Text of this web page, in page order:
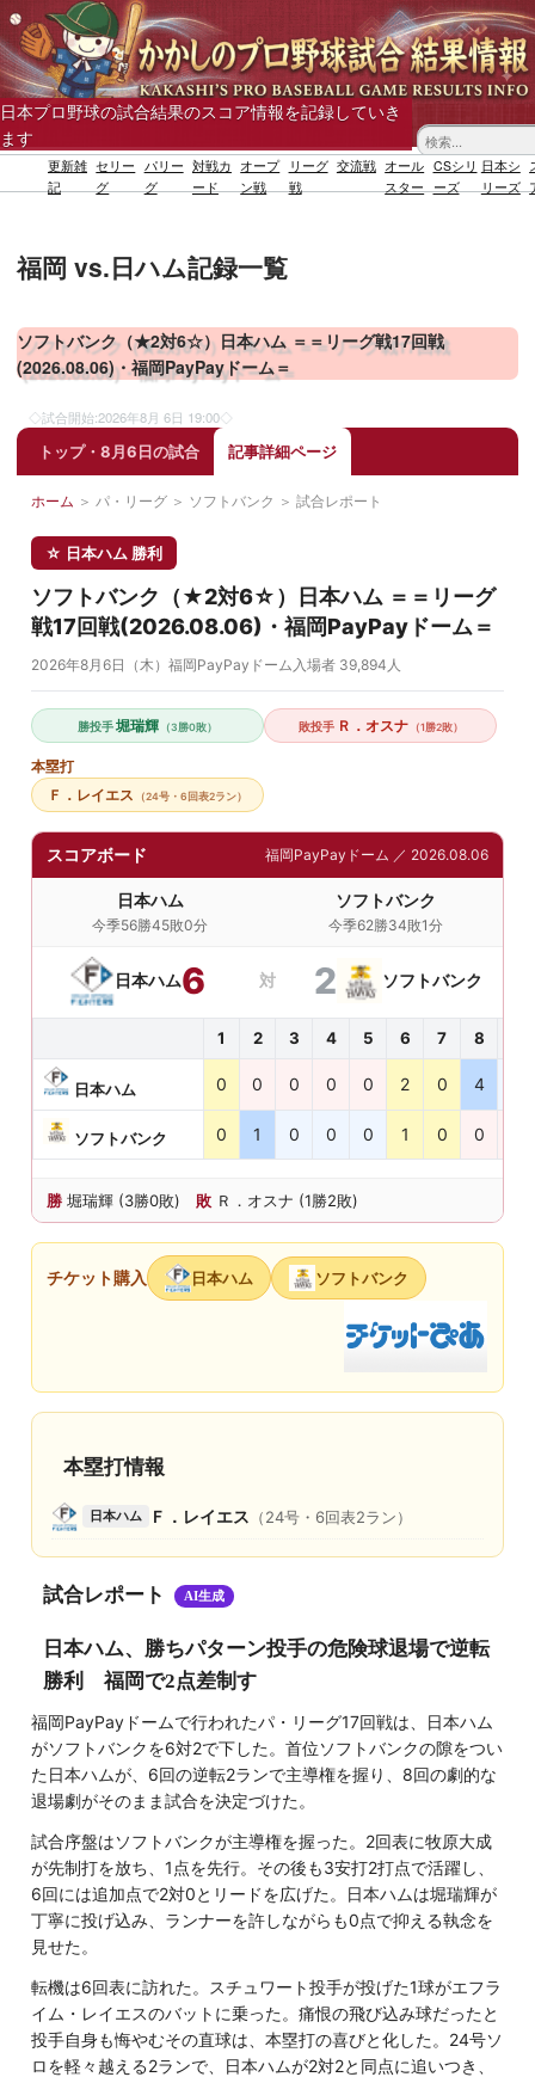
日本プロ野球の試合結果のスコア情報を記録していき
ます
更新雑
記
セリー
グ
パリー
グ
対戦カ
ード
オープ
ン戦
リーグ
戦
交流戦 オール
スター
CSシリ
ーズ
日本シ
リーズ
福岡 vs.日ハム記録一覧
ソフトバンク（★2対6☆）日本ハム ＝＝リーグ戦17回戦
(2026.08.06)・福岡PayPayドーム＝
◇試合開始:2026年8月 6日 19:00 ◇
トップ・8月6日の試合
記事詳細ページ
ホーム ＞ パ・リーグ ＞ ソフトバンク ＞ 試合レポート
☆ 日本ハム 勝利
ソフトバンク（★2対6☆）日本ハム ＝＝リーグ
戦17回戦(2026.08.06)・福岡PayPayドーム＝
2026年8月6日（木） 福岡PayPayドーム 入場者 39,894人
勝投手堀瑞輝 （3勝0敗） 敗投手 Ｒ．オスナ （1勝2敗）
本塁打
Ｆ．レイエス
（24号・6回表2ラン）
スコアボード 福岡PayPayドーム ／ 2026.08.06
日本ハム
今季56勝45敗0分
ソフトバンク
今季62勝34敗1分
日本ハム6 対 2 ソフトバンク
1 2 3 4 5 6 7 8
日本ハム 0 0 0 0 0 2 0 4
ソフトバンク 0 1 0 0 0 1 0 0
勝 堀瑞輝 (3勝0敗) 敗 Ｒ．オスナ (1勝2敗)
チケット購入 日本ハム ソフトバンク
本塁打情報
日本ハム Ｆ．レイエス （24号・6回表2ラン）
試合レポート AI生成
日本ハム、勝ちパターン投手の危険球退場で逆転
勝利 福岡で2点差制す
福岡PayPayドームで行われたパ・リーグ17回戦は、日本ハム
がソフトバンクを6対2で下した。首位ソフトバンクの隙をつい
た日本ハムが、6回の逆転2ランで主導権を握り、8回の劇的な
退場劇がそのまま試合を決定づけた。
試合序盤はソフトバンクが主導権を握った。2回表に牧原大成
が先制打を放ち、1点を先行。その後も3安打2打点で活躍し、
6回には追加点で2対0とリードを広げた。日本ハムは堀瑞輝が
丁寧に投げ込み、ランナーを許しながらも0点で抑える執念を
見せた。
転機は6回表に訪れた。スチュワート投手が投げた1球がエフラ
イム・レイエスのバットに乗った。痛恨の飛び込み球だったと
投手自身も悔やむその直球は、本塁打の喜びと化した。24号ソ
ロを軽々越える2ランで、日本ハムが2対2と同点に追いつき、